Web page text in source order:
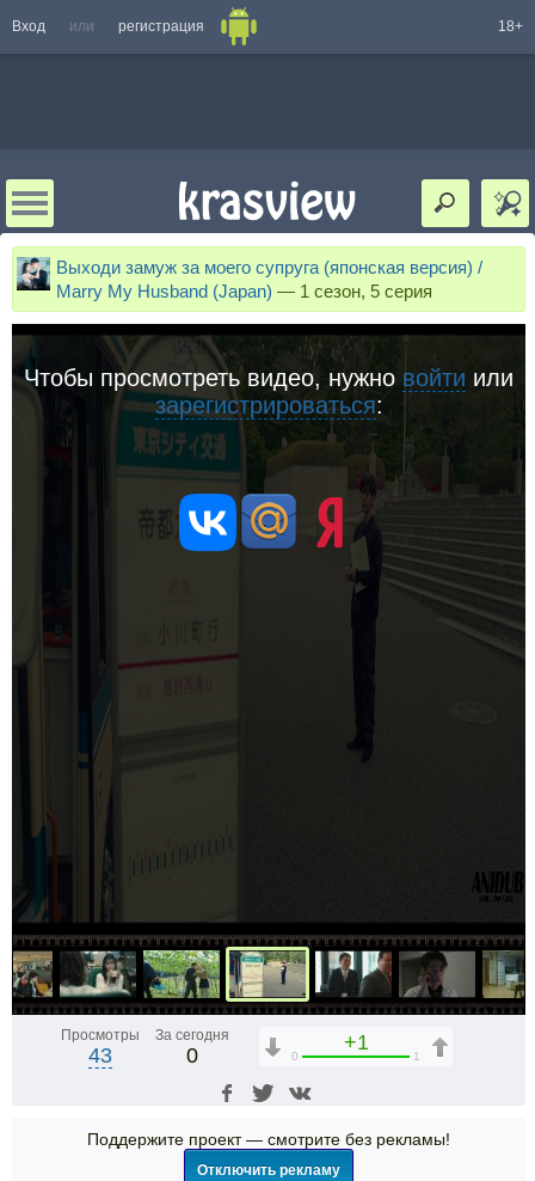
Вход или регистрация 18+
Выходи замуж за моего супруга (японская версия) /
Marry My Husband (Japan) — 1 сезон, 5 серия
Чтобы просмотреть видео, нужно войти или
зарегистрироваться:
Просмотры
43
За сегодня
0
+1
0 1
Поддержите проект — смотрите без рекламы!
Отключить рекламу